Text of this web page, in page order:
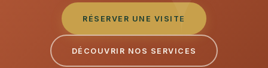
RÉSERVER UNE VISITE
DÉCOUVRIR NOS SERVICES